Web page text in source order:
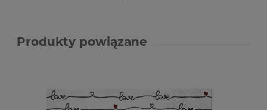
Produkty powiązane